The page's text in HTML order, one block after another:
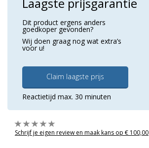
Dit product ergens anders
goedkoper gevonden?
Wij doen graag nog wat extra’s
voor u!
Claim laagste prijs
Reactietijd max. 30 minuten
Schrijf je eigen review en maak kans op € 100,00